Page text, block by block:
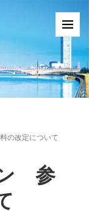
の改定について
ン 参